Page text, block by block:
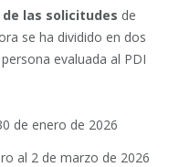
de las solicitudes de
se ha dividido en dos
evaluada al PDI
de enero de 2026
al 2 de marzo de 2026